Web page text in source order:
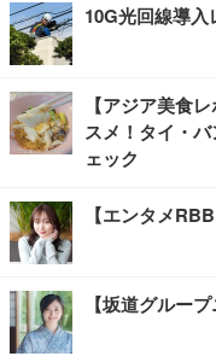
10G光回線導入
【アジア美食
スメ！タイ・
ェック
【エンタメ
【坂道グルー